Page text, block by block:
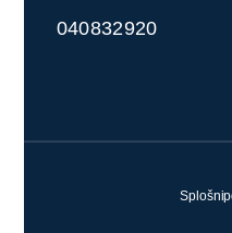
040 832 920
Splošni